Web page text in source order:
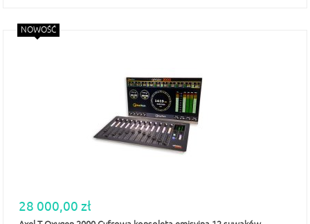
NOWOŚĆ
28 000,00 zł